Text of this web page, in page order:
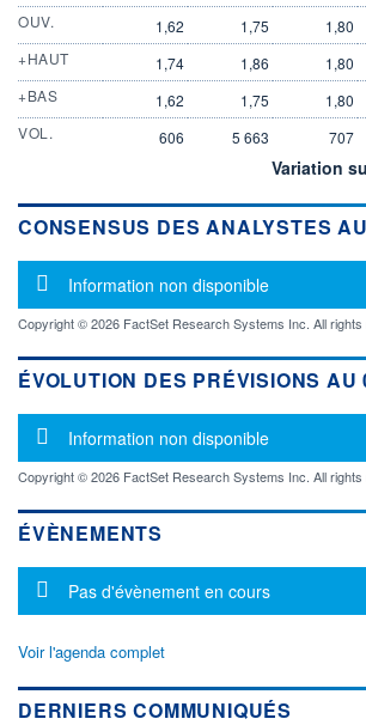
OUV.
1,62 1,75 1,80
+HAUT
1,74 1,86 1,80
+BAS
1,62 1,75 1,80
VOL.
606 5 663 707
Variation
CONSENSUS DES ANALYSTES
Message d'information
Information non disponible
Copyright © 2026 FactSet Research Systems Inc. All
ÉVOLUTION DES PRÉVISIONS AU
Message d'information
Information non disponible
Copyright © 2026 FactSet Research Systems Inc. All
ÉVÈNEMENTS
Message d'information
Pas d'évènement en cours
Voir l'agenda complet
DERNIERS COMMUNIQUÉS